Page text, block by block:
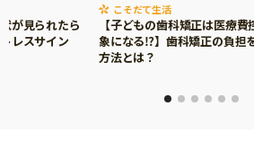
が見られたら
レスサイン
こそだて生活
【子どもの歯科矯正は医療費
象になる⁉】歯科矯正の負担
方法とは？